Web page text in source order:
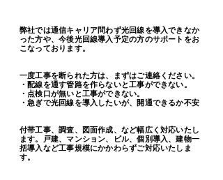
弊社では通信キャリア問わず光回線を導入できなか
った方や、今後光回線導入予定の方のサポートをお
こなっております。
一度工事を断られた方は、まずはご連絡ください。
​・配線を通す管路を作らないと工事ができない。
・点検口が無いと工事ができない。
・急ぎで光回線を導入したいが、開通できるか不安
付帯工事、調査、図面作成、など幅広く対応いたし
ます。戸建、マンション、ビル、個別導入、建物一
括導入など工事規模にかかわらずご対応いたしま
す。